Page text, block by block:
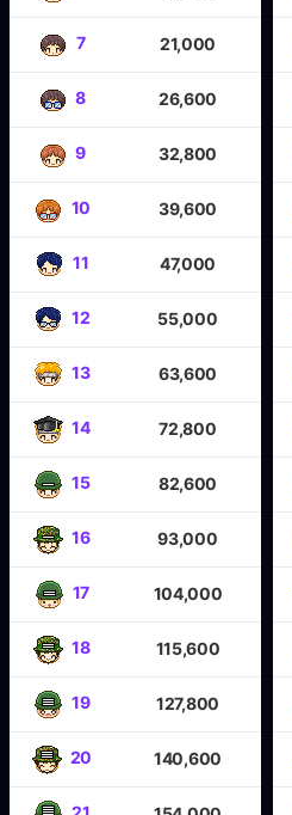
7 21,000
8 26,600
9 32,800
10 39,600
11 47,000
12 55,000
13 63,600
14 72,800
15 82,600
16 93,000
17 104,000
18 115,600
19 127,800
20 140,600